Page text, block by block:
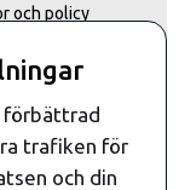
och policy
förbättrad
trafiken för
och din